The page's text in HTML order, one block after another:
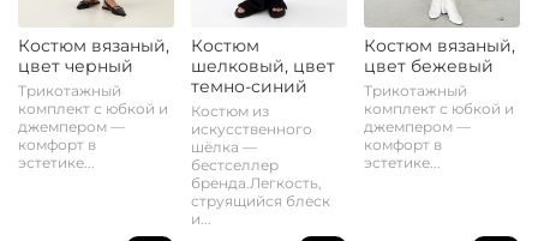
Костюм вязаный,
цвет черный
Трикотажный
комплект с юбкой и
джемпером —
комфорт в
эстетике...
Костюм
шелковый, цвет
темно-синий
Костюм из
искусственного
шёлка —
бестселлер
бренда.Легкость,
струящийся блеск
и...
Костюм вязаный,
цвет бежевый
Трикотажный
комплект с юбкой и
джемпером —
комфорт в
эстетике...